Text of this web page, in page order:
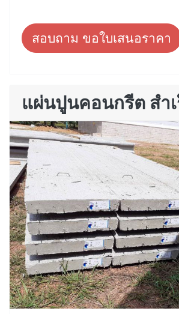
สอบถาม ขอใบเสนอราคา
แผ่นปูนคอนกรีต สำ